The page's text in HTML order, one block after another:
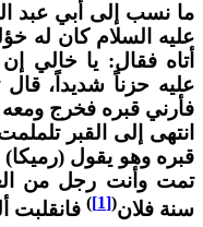
نسب إلى أبي عبد
السلام كان له
فقال: يا خالي
حزناً شديداً، قال
إلى القبر
وهو يقول (رميكا)
وأنت رجل من
فلان (
[1]
)فانقلبت